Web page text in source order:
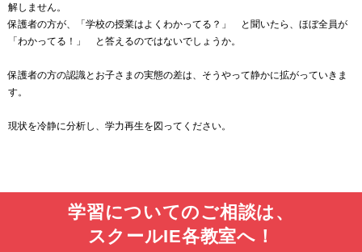
解しません。
保護者の方が、「学校の授業はよくわかってる？」 と聞いたら、ほぼ全員が
「わかってる！」 と答えるのではないでしょうか。
保護者の方の認識とお子さまの実態の差は、そうやって静かに拡がっていきま
す。
現状を冷静に分析し、学力再生を図ってください。
学習についてのご相談は、
スクールIE各教室へ！